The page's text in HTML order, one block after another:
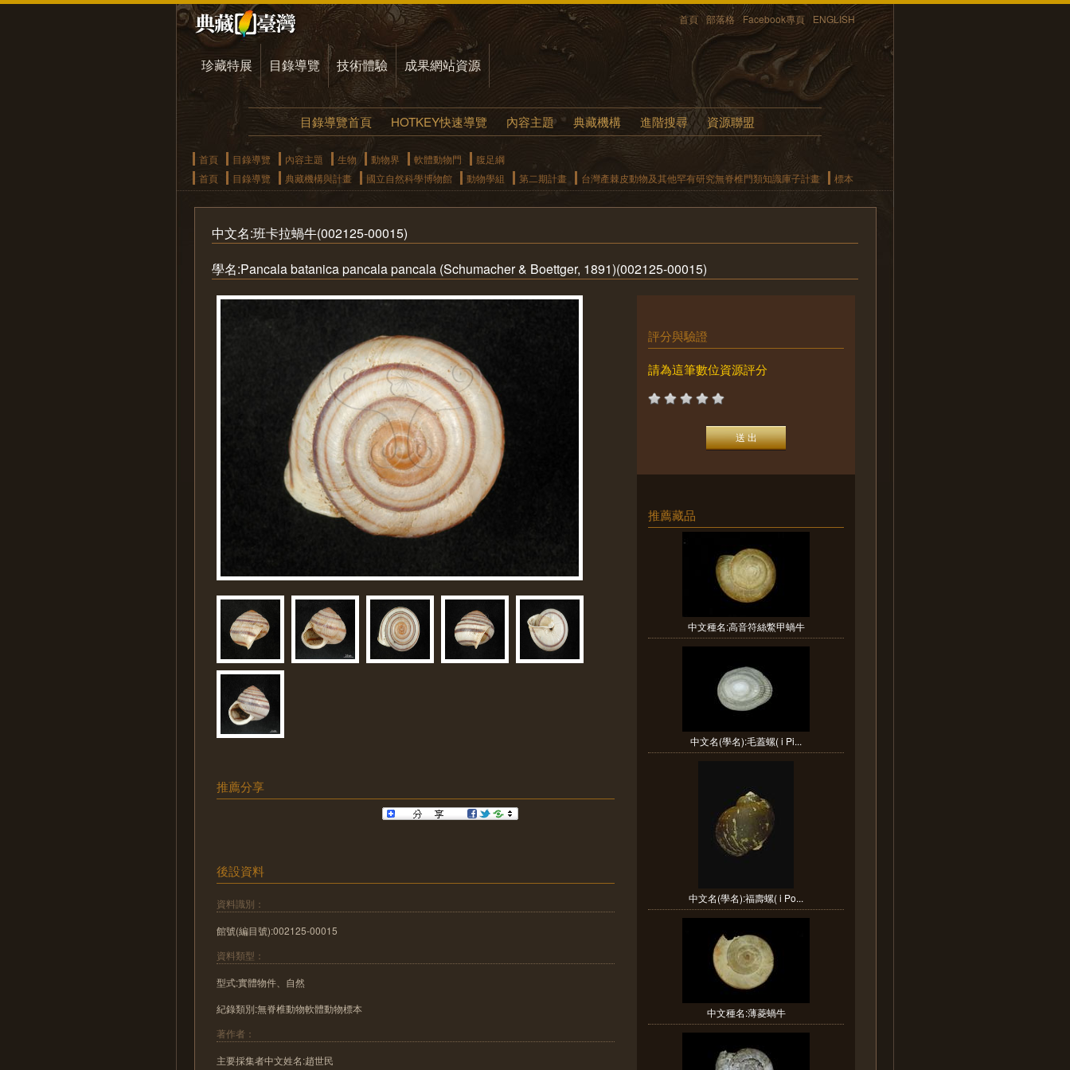
首頁 部落格 Facebook專頁 ENGLISH
珍藏特展 目錄導覽 技術體驗 成果網站資源
目錄導覽首頁 HOTKEY快速導覽 內容主題 典藏機構 進階搜尋 資源聯盟
首頁 目錄導覽 內容主題 生物 動物界 軟體動物門
腹足綱
首頁
目錄導覽 典藏機構與計畫 國立自然科學博物館 動物學組 第二期計畫 台灣產棘皮動物及其他罕有研究無脊椎門類知識庫子計畫 標本
中文名:班卡拉蝸牛(002125-00015)
學名:Pancala batanica pancala pancala (Schumacher & Boettger, 1891)(002125-00015)
推薦分享
後設資料
資料識別：
館號(編目號):002125-00015
資料類型：
型式:實體物件、自然
紀錄類別:無脊椎動物軟體動物標本
著作者：
主要採集者中文姓名:趙世民
評分與驗證
請為這筆數位資源評分
推薦藏品
中文種名:高音符絲鱉甲蝸牛
中文名(學名):毛蓋螺( i Pi...
中文名(學名):福壽螺( i Po...
中文種名:薄菱蝸牛